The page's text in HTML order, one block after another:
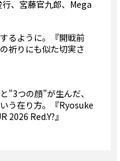
、宮藤官九郎、Mega
るように。『開戦前
祈りにも似た切実さ
”3つの顔”が生んだ、
う在り方。『Ryosuke
2026 Red.Y?』